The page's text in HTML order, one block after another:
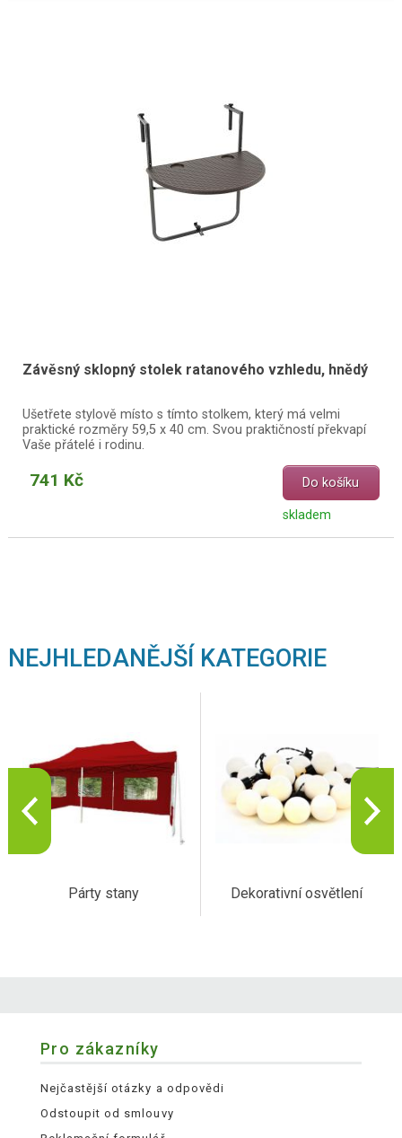
Závěsný sklopný stolek ratanového vzhledu, hnědý
Ušetřete stylově místo s tímto stolkem, který má velmi
praktické rozměry 59,5 x 40 cm. Svou praktičností překvapí
Vaše přátelé i rodinu.
741 Kč Do košíku
skladem
NEJHLEDANĚJŠÍ KATEGORIE
Párty stany Dekorativní osvětlení
Pro zákazníky
Nejčastější otázky a odpovědi
Odstoupit od smlouvy